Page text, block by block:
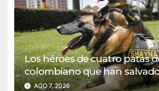
Los héroes de cuatro patas
colombiano que han
28.000 vidas
AGO 7, 2026